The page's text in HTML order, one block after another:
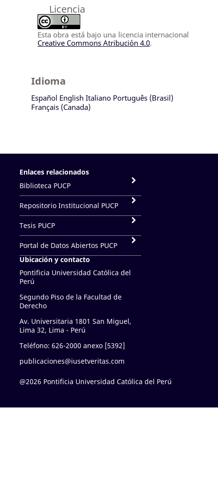
Licencia
Esta obra está bajo una licencia internacional
Creative Commons Atribución 4.0.
Idioma
Español English Italiano Português (Brasil)
Français (Canada)
Enlaces relacionados
Biblioteca PUCP
Repositorio Institucional PUCP
Tesis PUCP
Portal de Datos Abiertos PUCP
Ubicación y contacto
Pontificia Universidad Católica del
Perú
Segundo Piso de la Facultad de
Derecho
Av. Universitaria 1801 San Miguel,
Lima 32, Lima - Perú
Teléfono: 626-2000 anexo [5392]
publicaciones@iusetveritas.com
@2026 Pontificia Universidad Católica del Perú